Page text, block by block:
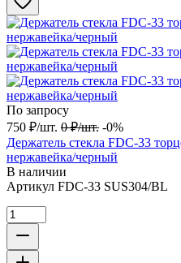
По запросу
750 ₽/шт. 0 ₽/шт. -0%
Держатель стекла FDC-33
нержавейка/черный
В наличии
Артикул FDC-33 SUS304/BL